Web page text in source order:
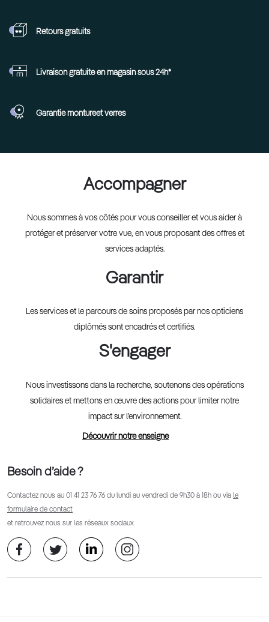
Retoursgratuits
Livraison gratuite en magasin sous 24h*
Garantie montureet verres
Accompagner
Nous sommes à vos côtés pour vous conseiller et vous aider à
protéger et préserver votre vue, en vous proposant des offres et
services adaptés.
Garantir
Les services et le parcours de soins proposés par nos opticiens
diplômés sont encadrés et certifiés.
S'engager
Nous investissons dans la recherche, soutenons des opérations
solidaires et mettons en œuvre des actions pour limiter notre
impact sur l’environnement.
Découvrir notre enseigne
Besoin d’aide ?
Contactez nous au 01 41 23 76 76 du lundi au vendredi de 9h30 à 18h ou via le
formulaire de contact
et retrouvez nous sur les réseaux sociaux